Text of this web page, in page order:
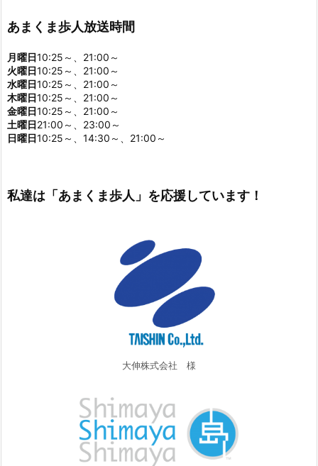
あまくま歩人放送時間
月曜日10:25～、21:00～
火曜日10:25～、21:00～
水曜日10:25～、21:00～
木曜日10:25～、21:00～
金曜日10:25～、21:00～
土曜日21:00～、23:00～
日曜日10:25～、14:30～、21:00～
私達は「あまくま歩人」を応援しています！
大伸株式会社 様